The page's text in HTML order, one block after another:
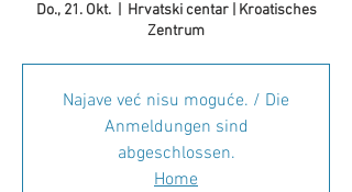
Do., 21. Okt.
  |
Hrvatski centar | Kroatisches
Zentrum
Najave već nisu moguće. / Die
Anmeldungen sind
abgeschlossen.
Home